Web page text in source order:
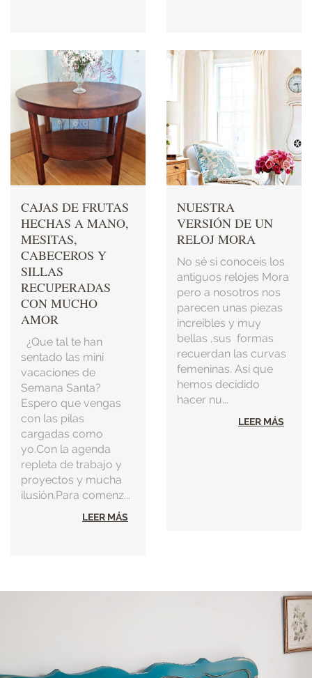
CAJAS DE FRUTAS
HECHAS A MANO,
MESITAS,
CABECEROS Y
SILLAS
RECUPERADAS
CON MUCHO
AMOR
¿Que tal te han
sentado las mini
vacaciones de
Semana Santa?
Espero que vengas
con las pilas
cargadas como
yo.Con la agenda
repleta de trabajo y
proyectos y mucha
ilusión.Para comenz...
LEER MÁS
NUESTRA
VERSIÓN DE UN
RELOJ MORA
No sé si conoceis los
antiguos relojes Mora
pero a nosotros nos
parecen unas piezas
increibles y muy
bellas ,sus formas
recuerdan las curvas
femeninas. Así que
hemos decidido
hacer nu...
LEER MÁS